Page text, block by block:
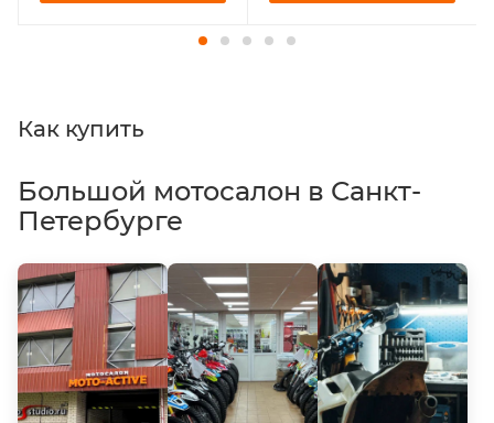
Как купить
Большой мотосалон в Санкт-
Петербурге